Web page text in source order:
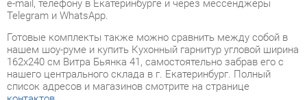
список адресов и магазинов смотрите на странице
контактов.
Шкаф под встроенную
технику Есть
Бутылочница
Нет